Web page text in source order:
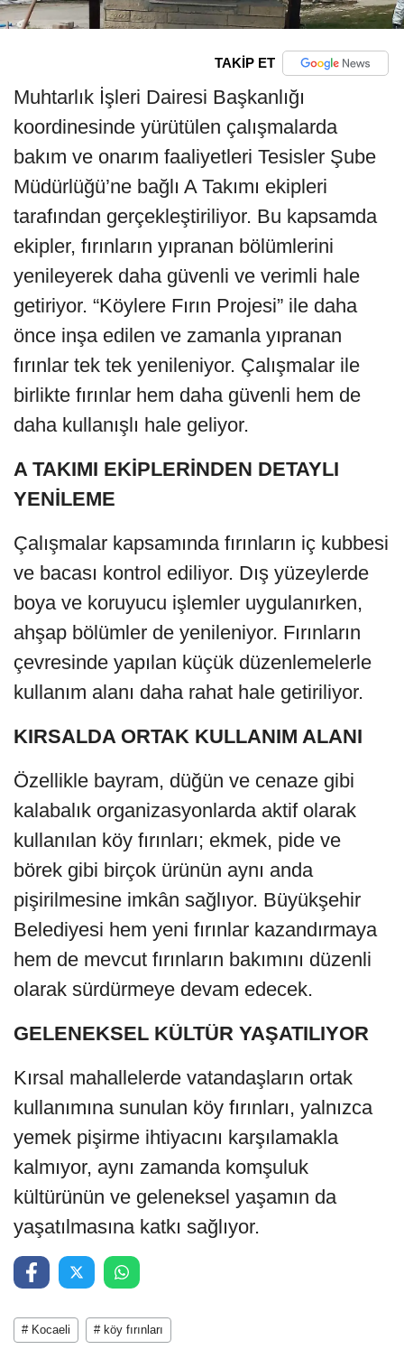
TAKİP ET
Muhtarlık İşleri Dairesi Başkanlığı
koordinesinde yürütülen çalışmalarda
bakım ve onarım faaliyetleri Tesisler Şube
Müdürlüğü’ne bağlı A Takımı ekipleri
tarafından gerçekleştiriliyor. Bu kapsamda
ekipler, fırınların yıpranan bölümlerini
yenileyerek daha güvenli ve verimli hale
getiriyor. “Köylere Fırın Projesi” ile daha
önce inşa edilen ve zamanla yıpranan
fırınlar tek tek yenileniyor. Çalışmalar ile
birlikte fırınlar hem daha güvenli hem de
daha kullanışlı hale geliyor.
A TAKIMI EKİPLERİNDEN DETAYLI
YENİLEME
Çalışmalar kapsamında fırınların iç kubbesi
ve bacası kontrol ediliyor. Dış yüzeylerde
boya ve koruyucu işlemler uygulanırken,
ahşap bölümler de yenileniyor. Fırınların
çevresinde yapılan küçük düzenlemelerle
kullanım alanı daha rahat hale getiriliyor.
KIRSALDA ORTAK KULLANIM ALANI
Özellikle bayram, düğün ve cenaze gibi
kalabalık organizasyonlarda aktif olarak
kullanılan köy fırınları; ekmek, pide ve
börek gibi birçok ürünün aynı anda
pişirilmesine imkân sağlıyor. Büyükşehir
Belediyesi hem yeni fırınlar kazandırmaya
hem de mevcut fırınların bakımını düzenli
olarak sürdürmeye devam edecek.
GELENEKSEL KÜLTÜR YAŞATILIYOR
Kırsal mahallelerde vatandaşların ortak
kullanımına sunulan köy fırınları, yalnızca
yemek pişirme ihtiyacını karşılamakla
kalmıyor, aynı zamanda komşuluk
kültürünün ve geleneksel yaşamın da
yaşatılmasına katkı sağlıyor.
# Kocaeli # köy fırınları